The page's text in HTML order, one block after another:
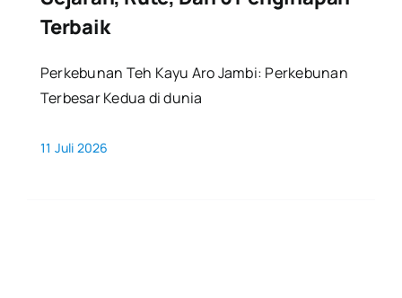
Terbaik
Perkebunan Teh Kayu Aro Jambi: Perkebunan
Terbesar Kedua di dunia
11 Juli 2026